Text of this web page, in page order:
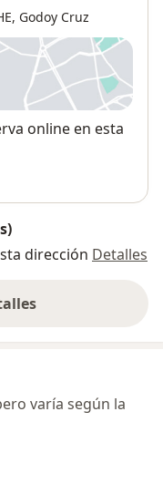
Godoy Cruz
en una nueva
online en esta
dirección Detalles
dirección
varía según la